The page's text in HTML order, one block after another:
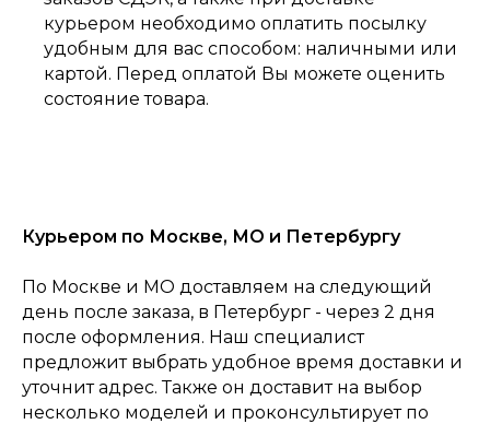
курьером необходимо оплатить посылку
удобным для вас способом: наличными или
картой. Перед оплатой Вы можете оценить
состояние товара.
Курьером по Москве, МО и Петербургу
По Москве и МО доставляем на следующий
день после заказа, в Петербург - через 2 дня
после оформления. Наш специалист
предложит выбрать удобное время доставки и
уточнит адрес. Также он доставит на выбор
несколько моделей и проконсультирует по